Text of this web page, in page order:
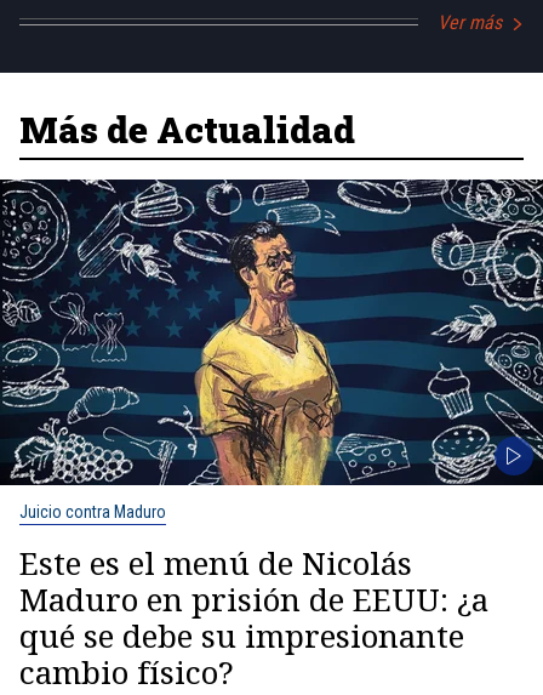
Ver más
Más de Actualidad
Juicio contra Maduro
Este es el menú de Nicolás
Maduro en prisión de EEUU: ¿a
qué se debe su impresionante
cambio físico?